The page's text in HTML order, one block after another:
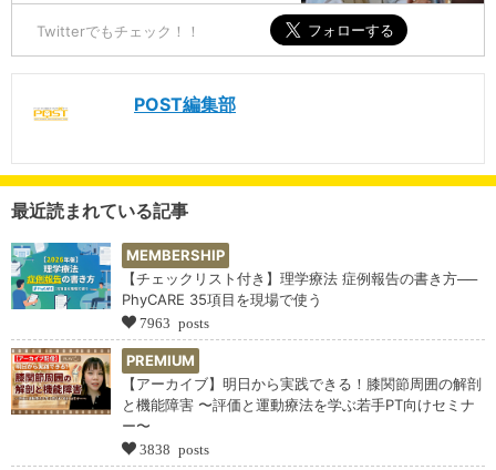
Twitterでもチェック！！
POST編集部
最近読まれている記事
MEMBERSHIP
【チェックリスト付き】理学療法 症例報告の書き方──
PhyCARE 35項目を現場で使う
7963 posts
PREMIUM
【アーカイブ】明日から実践できる！膝関節周囲の解剖
と機能障害 〜評価と運動療法を学ぶ若手PT向けセミナ
ー〜
3838 posts